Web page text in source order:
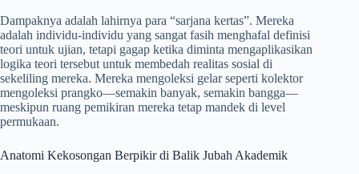
Dampaknya adalah lahirnya para “sarjana kertas”. Mereka
adalah individu-individu yang sangat fasih menghafal definisi
teori untuk ujian, tetapi gagap ketika diminta mengaplikasikan
logika teori tersebut untuk membedah realitas sosial di
sekeliling mereka. Mereka mengoleksi gelar seperti kolektor
mengoleksi prangko—semakin banyak, semakin bangga—
meskipun ruang pemikiran mereka tetap mandek di level
permukaan.
Anatomi Kekosongan Berpikir di Balik Jubah Akademik